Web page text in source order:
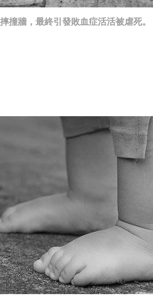
撞牆，最終引發敗血症活活被虐死